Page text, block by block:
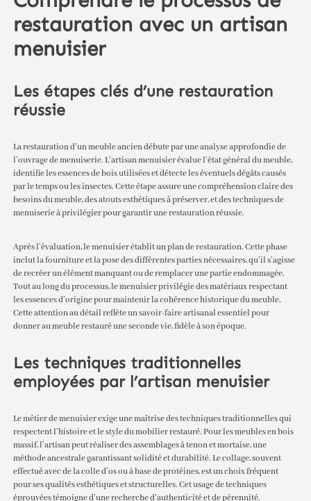
restauration avec un artisan
menuisier
Les étapes clés d’une restauration
réussie
La restauration d’un meuble ancien débute par une analyse approfondie de
l’ouvrage de menuiserie. L’artisan menuisier évalue l’état général du meuble,
identifie les essences de bois utilisées et détecte les éventuels dégâts causés
par le temps ou les insectes. Cette étape assure une compréhension claire des
besoins du meuble, des atouts esthétiques à préserver, et des techniques de
menuiserie à privilégier pour garantir une restauration réussie.
Après l’évaluation, le menuisier établit un plan de restauration. Cette phase
inclut la fourniture et la pose des différentes parties nécessaires, qu’il s’agisse
de recréer un élément manquant ou de remplacer une partie endommagée.
Tout au long du processus, le menuisier privilégie des matériaux respectant
les essences d’origine pour maintenir la cohérence historique du meuble.
Cette attention au détail reflète un savoir-faire artisanal essentiel pour
donner au meuble restauré une seconde vie, fidèle à son époque.
Les techniques traditionnelles
employées par l’artisan menuisier
Le métier de menuisier exige une maîtrise des techniques traditionnelles qui
respectent l’histoire et le style du mobilier restauré. Pour les meubles en bois
massif, l’artisan peut réaliser des assemblages à tenon et mortaise, une
méthode ancestrale garantissant solidité et durabilité. Le collage, souvent
effectué avec de la colle d’os ou à base de protéines, est un choix fréquent
pour ses qualités esthétiques et structurelles. Cet usage de techniques
éprouvées témoigne d’une recherche d’authenticité et de pérennité.